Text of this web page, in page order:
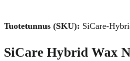
Tuotetunnus (SKU): SiCare-
SiCare Hybrid Wax